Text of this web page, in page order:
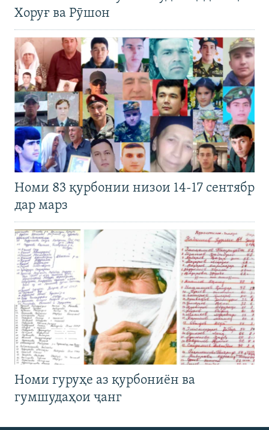
Хоруғ ва Рӯшон
Номи 83 қурбонии низои 14-17 сентябр
дар марз
Номи гуруҳе аз қурбониён ва
гумшудаҳои ҷанг